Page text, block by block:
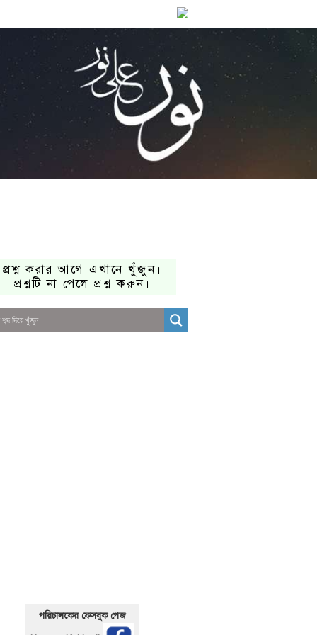
প্রশ্ন করার আগে এখানে খুঁজুন।
প্রশ্নটি না পেলে প্রশ্ন করুন।
পরিচালকের ফেসবুক পেজ